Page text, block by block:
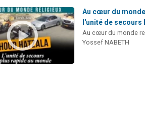
Au cœur du
l'unité de secours
Au cœur du monde
Yossef NABETH